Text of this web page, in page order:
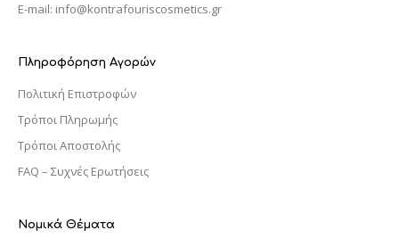
E-mail: info@kontrafouriscosmetics.gr
Πληροφόρηση Αγορών
Πολιτική Επιστροφών
Τρόποι Πληρωμής
Τρόποι Αποστολής
FAQ – Συχνές Ερωτήσεις
Νομικά Θέματα